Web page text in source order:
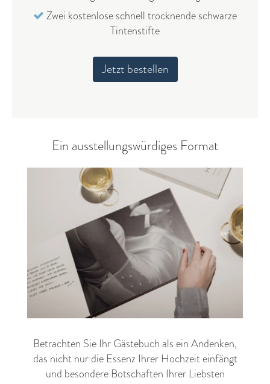
Zwei kostenlose schnell trocknende schwarze
Tintenstifte
Jetzt bestellen
Ein ausstellungswürdiges Format
Betrachten Sie Ihr Gästebuch als ein Andenken,
das nicht nur die Essenz Ihrer Hochzeit einfängt
und besondere Botschaften Ihrer Liebsten